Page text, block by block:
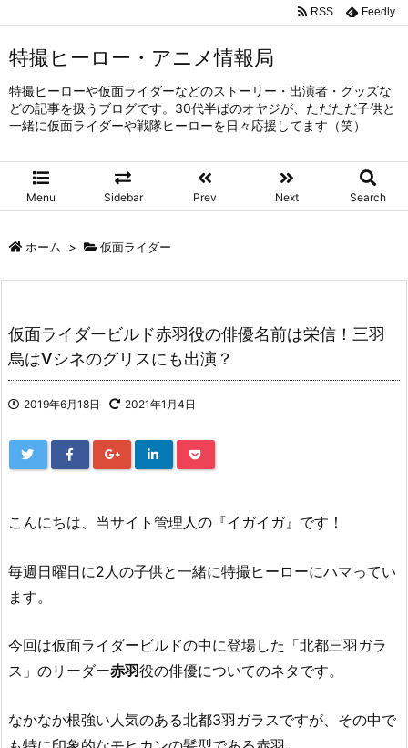
特撮ヒーロー・アニメ情報局
特撮ヒーローや仮面ライダーなどのストーリー・出演者・グッズな
どの記事を扱うブログです。30代半ばのオヤジが、ただただ子供と
一緒に仮面ライダーや戦隊ヒーローを日々応援してます（笑）
Menu Sidebar Prev Next Search
RSS Feedly
ホーム > 仮面ライダー
仮面ライダービルド赤羽役の俳優名前は栄信！三羽
烏はVシネのグリスにも出演？
2019年6月18日 2021年1月4日
こんにちは、当サイト管理人の『イガイガ』です！
毎週日曜日に2人の子供と一緒に特撮ヒーローにハマってい
ます。
今回は仮面ライダービルドの中に登場した「北都三羽ガラ
ス」のリーダー赤羽役の俳優についてのネタです。
なかなか根強い人気のある北都3羽ガラスですが、その中で